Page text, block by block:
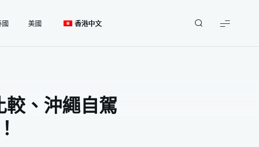
國 美國 香港中文
【沖繩租車】租車推薦、價格比較、沖繩自駕遊注意事項全詳解！
較、沖繩自駕